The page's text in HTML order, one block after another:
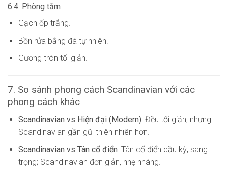
6.4. Phòng tắm
Gạch ốp trắng.
Bồn rửa bằng đá tự nhiên.
Gương tròn tối giản.
7. So sánh phong cách Scandinavian với các
phong cách khác
Scandinavian vs Hiện đại (Modern): Đều tối giản, nhưng
Scandinavian gần gũi thiên nhiên hơn.
Scandinavian vs Tân cổ điển: Tân cổ điển cầu kỳ, sang
trọng; Scandinavian đơn giản, nhẹ nhàng.